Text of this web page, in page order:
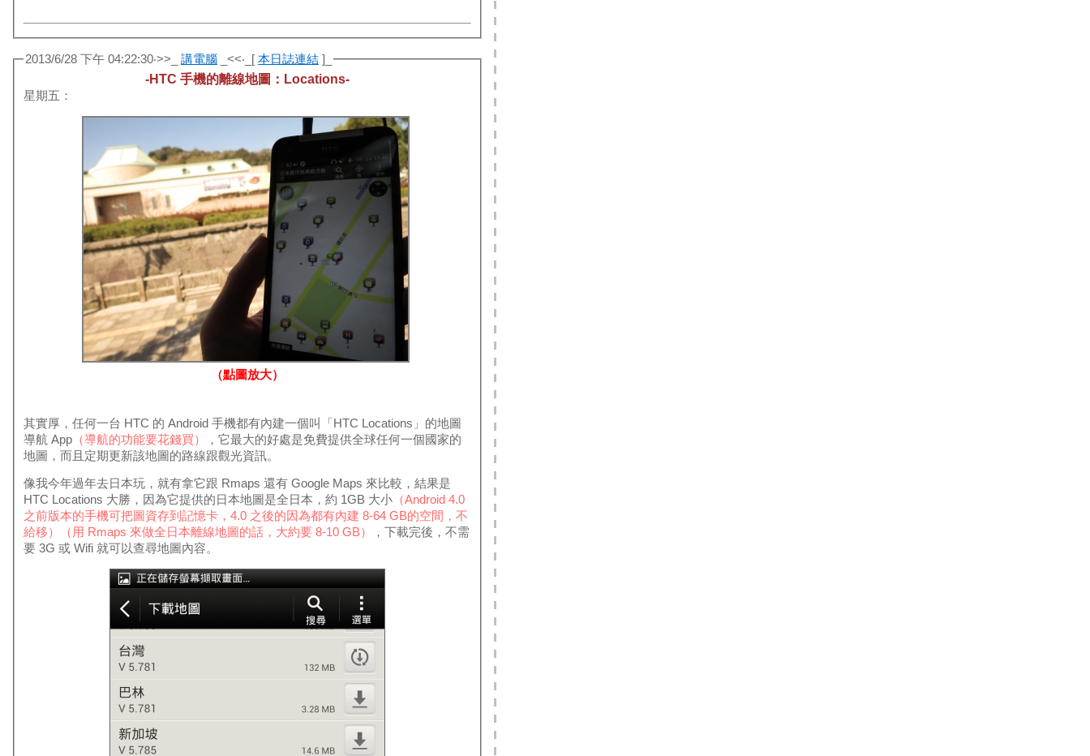
2013/6/28 下午 04:22:30‧>>_ 講電腦 _<<‧_[ 本日誌連結 ]_
-HTC 手機的離線地圖：Locations-
星期五：
（點圖放大）
其實厚，任何一台 HTC 的 Android 手機都有內建一個叫「HTC Locations」的地圖
導航 App （導航的功能要花錢買）
，它最大的好處是免費提供全球任何一個國家的
地圖，而且定期更新該地圖的路線跟觀光資訊。
像我今年過年去日本玩，就有拿它跟 Rmaps 還有 Google Maps 來比較，結果是
HTC Locations 大勝，因為它提供的日本地圖是全日本，約 1GB 大小 （Android 4.0
之前版本的手機可把圖資存到記憶卡，4.0 之後的因為都有內建 8-64 GB的空間，不
給移）（用 Rmaps 來做全日本離線地圖的話，大約要 8-10 GB）
，下載完後，不需
要 3G 或 Wifi 就可以查尋地圖內容。